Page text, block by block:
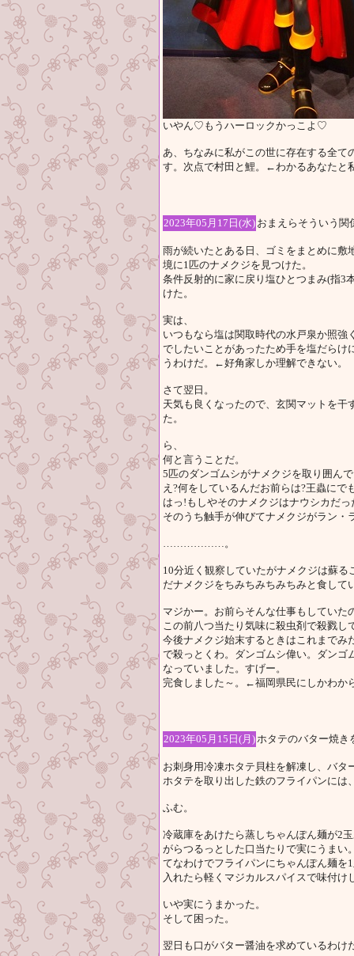
いやん♡もうハーロックかっこよ♡
あ、ちなみに私がこの世に存在する全て
す。次点で村田と鯉。←わかるあなたと
2023年05月17日(水) おまえらそういう関
雨が続いたとある日、ゴミをまとめに敷
境に1匹のナメクジを見つけた。
条件反射的に家に戻り塩ひとつまみ(指3
けた。
実は、
いつもなら塩は関取時代の水戸泉か照
でしたいことがあったため手を塩だらけ
うわけだ。←好角家しか理解できない。
さて翌日。
天気も良くなったので、玄関マットを
た。
ら、
何と言うことだ。
5匹のダンゴムシがナメクジを取り囲ん
え?何をしているんだお前らは?王蟲にで
はっ!もしやそのナメクジはナウシカだっ
そのうち触手が伸びてナメクジがラン・
………………。
10分近く観察していたがナメクジは蘇
だナメクジをちみちみちみちみと食して
マジかー。お前らそんな仕事もしていた
この前八つ当たり気味に殺虫剤で殺戮
今後ナメクジ始末するときはこれまでみ
で殺っとくわ。ダンゴムシ偉い。ダン
なっていました。すげー。
完食しました～。←福岡県民にしかわか
2023年05月15日(月)ホタテのバター焼き
お刺身用冷凍ホタテ貝柱を解凍し、バタ
ホタテを取り出した鉄のフライパンには
ふむ。
冷蔵庫をあけたら蒸しちゃんぽん麺が2
がらつるっとした口当たりで実にうまい
てなわけでフライパンにちゃんぽん麺を
入れたら軽くマジカルスパイスで味付け
いや実にうまかった。
そして困った。
翌日も口がバター醤油を求めているわけ